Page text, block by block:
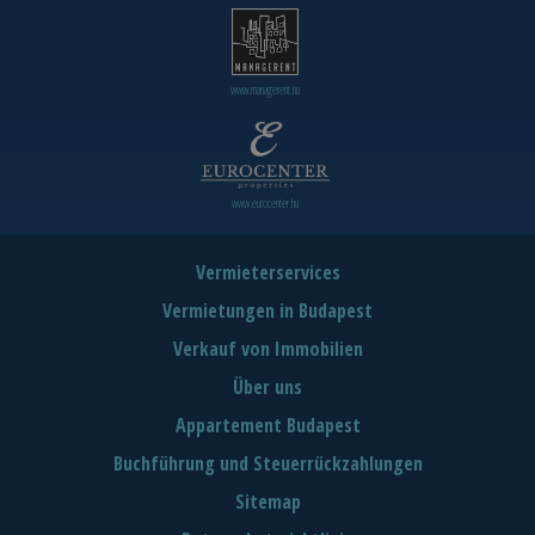
www.managerent.hu
www.eurocenter.hu
Vermieterservices
Vermietungen in Budapest
Verkauf von Immobilien
Über uns
Appartement Budapest
Buchführung und Steuerrückzahlungen
Sitemap